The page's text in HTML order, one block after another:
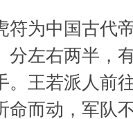
中国古代帝
分左右两半，
。王若派人前
命而动，军队